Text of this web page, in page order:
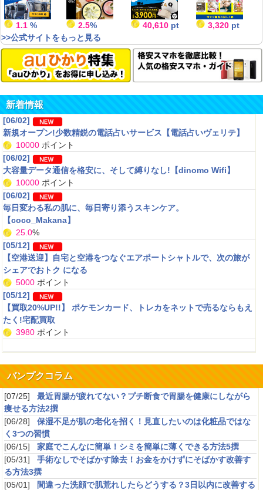
貯まらない
2020/08/25 saikachi ：★★★
ぜんぜん貯まらないと思うけど。アンケート少なくて、うっとうしくないと言えばう
っとうしくないけど。長い目で見て、他のサイトと合わせて利用すれば続くと思う。
疲れた時にはおすすめ
2020/08/24 ぴかぴかむーん ：
体の疲れがたまった時、全身をもみほぐしてもらうとリフレッシュします。
自分でやるストレッチよりリラックス出来るのが良いです。
男の潤い
2020/08/10 本会員 ：
★★★★
昨今は、男性もお肌を気にする時代。そんな時代に最適な化粧水
おすすめです
たまるマーケットがおすすめ
2020/07/25 こうめ2020 ：★★★★
エポスが運営するたまるマーケットというサイトがありますが、アマゾンでお買い物
するときにそこを経由しています。
エポスカードのポイントもたまるし、利用金額に応じたポイントももらえます!
1.1 % 2.5% 40,610 pt 3,320 pt
>>公式サイトをもっと見る
新着情報
[06/02]
新規オープン!少数精鋭の電話占いサービス【電話占いヴェリテ】
10000 ポイント
[06/02]
大容量データ通信を格安に、そして縛りなし!【dinomo Wifi】
10000 ポイント
[06/02]
毎日変わる私の肌に、毎日寄り添うスキンケア。
【coco_Makana】
25.0%
[05/12]
【空港送迎】自宅と空港をつなぐエアポートシャトルで、次の旅が
シェアでおトク になる
5000 ポイント
[05/12]
【買取20%UP!!】 ポケモンカード、トレカをネットで売るならもえ
たく!宅配買取
3980 ポイント
バンプクコラム
[07/25] 最近胃腸が疲れてない？プチ断食で胃腸を健康にしながら
痩せる方法2撰
[06/28] 保湿不足が肌の老化を招く！見直したいのは化粧品ではな
く3つの習慣
[06/15] 家庭でこんなに簡単！シミを簡単に薄くできる方法5撰
[05/31] 手術なしでそばかす除去！お金をかけずにそばかす改善す
る方法3撰
[05/01] 間違った洗顔で肌荒れしたらどうする？3日以内に改善する